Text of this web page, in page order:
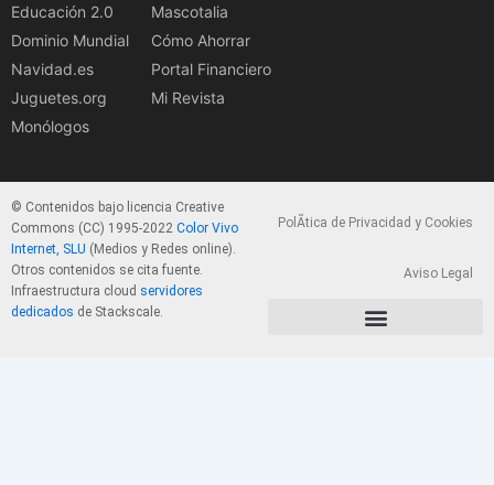
Educación 2.0
Dominio Mundial
Navidad.es
Juguetes.org
Monólogos
Mascotalia
Cómo Ahorrar
Portal Financiero
Mi Revista
© Contenidos bajo licencia Creative
Commons (CC) 1995-2022 Color Vivo
Internet, SLU (Medios y Redes online).
Otros contenidos se cita fuente.
Infraestructura cloud servidores
dedicados de Stackscale.
PolÃ­tica de Privacidad y Cookies
Aviso Legal